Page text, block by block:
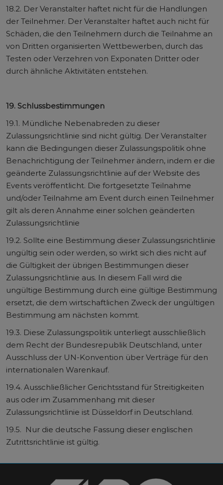
18.2. Der Veranstalter haftet nicht für die Handlungen
der Teilnehmer. Der Veranstalter haftet auch nicht für
Schäden, die den Teilnehmern durch die Teilnahme an
von Dritten organisierten Wettbewerben, durch das
Testen oder Verzehren von Exponaten Dritter oder
durch ähnliche Aktivitäten entstehen.
19. Schlussbestimmungen
19.1. Mündliche Nebenabreden zu dieser
Zulassungsrichtlinie sind nicht gültig. Der Veranstalter
kann die Bedingungen dieser Zulassungspolitik ohne
Benachrichtigung der Teilnehmer ändern, indem er die
geänderte Zulassungsrichtlinie auf der Website des
Events veröffentlicht. Die fortgesetzte Teilnahme
und/oder Teilnahme am Event durch einen Teilnehmer
gilt als deren Annahme einer solchen geänderten
Zulassungsrichtlinie
19.2. Sollte eine Bestimmung dieser Zulassungsrichtlinie
ungültig sein oder werden, so wirkt sich dies nicht auf
die Gültigkeit der übrigen Bestimmungen dieser
Zulassungsrichtlinie aus. In diesem Fall wird die
ungültige Bestimmung durch eine gültige Bestimmung
ersetzt, die dem wirtschaftlichen Zweck der ungültigen
Bestimmung am nächsten kommt.
19.3. Diese Zulassungspolitik unterliegt ausschließlich
dem Recht der Bundesrepublik Deutschland, unter
Ausschluss der UN-Konvention über Verträge für den
internationalen Warenkauf.
19.4. Ausschließlicher Gerichtsstand für Streitigkeiten
aus oder im Zusammenhang mit dieser
Zulassungsrichtlinie ist Düsseldorf in Deutschland.
19.5. Nur die deutsche Fassung dieser englischen
Zutrittsrichtlinie ist gültig.